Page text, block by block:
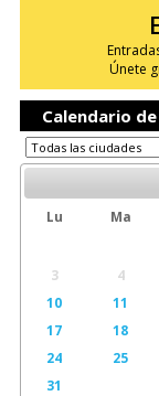
Únete
Calendario
Lu Ma
3
4
10
11
17
18
24
25
31